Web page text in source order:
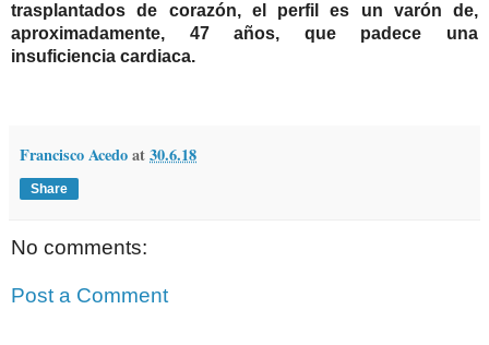
trasplantados de corazón, el perfil es un varón de,
aproximadamente, 47 años, que padece una
insuficiencia cardiaca.
Francisco Acedoat30.6.18
Share
No comments:
Post a Comment